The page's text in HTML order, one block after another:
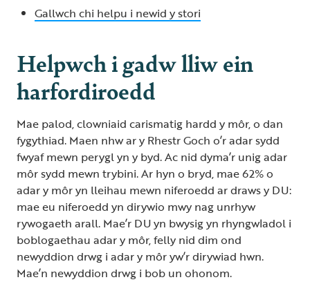
Gallwch chi helpu i newid y stori
Helpwch i gadw lliw ein
harfordiroedd
Mae palod, clowniaid carismatig hardd y môr, o dan
fygythiad. Maen nhw ar y Rhestr Goch o’r adar sydd
fwyaf mewn perygl yn y byd. Ac nid dyma’r unig adar
môr sydd mewn trybini. Ar hyn o bryd, mae 62% o
adar y môr yn lleihau mewn niferoedd ar draws y DU:
mae eu niferoedd yn dirywio mwy nag unrhyw
rywogaeth arall. Mae’r DU yn bwysig yn rhyngwladol i
boblogaethau adar y môr, felly nid dim ond
newyddion drwg i adar y môr yw’r dirywiad hwn.
Mae’n newyddion drwg i bob un ohonom.